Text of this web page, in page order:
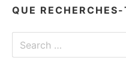
QUE
Search
for: